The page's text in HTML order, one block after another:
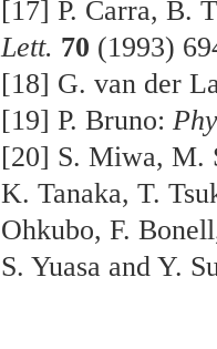
[17] P. Carra, B.
Lett. 70 (1993)
[18] G. van der
[19] P. Bruno:
[20] S. Miwa, M.
K. Tanaka, T.
Ohkubo, F.
S. Yuasa and Y.